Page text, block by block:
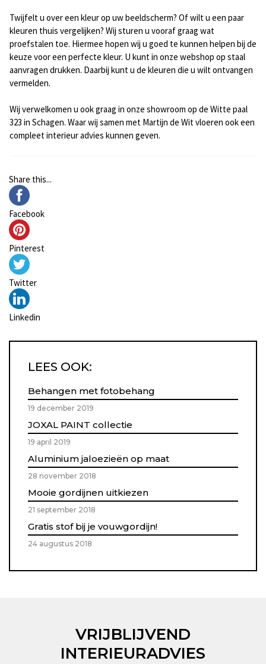
Twijfelt u over een kleur op uw beeldscherm? Of wilt u een paar
kleuren thuis vergelijken? Wij sturen u vooraf graag wat
proefstalen toe. Hiermee hopen wij u goed te kunnen helpen bij de
keuze voor een perfecte kleur. U kunt in onze webshop op staal
aanvragen drukken. Daarbij kunt u de kleuren die u wilt ontvangen
vermelden.
Wij verwelkomen u ook graag in onze showroom op de Witte paal
323 in Schagen. Waar wij samen met Martijn de Witvloeren ook een
compleet interieur advies kunnen geven.
Share this...
Facebook
Pinterest
Twitter
Linkedin
LEES OOK:
Behangen met fotobehang
19 december 2019
JOXAL PAINT collectie
19 april 2019
Aluminium jaloezieën op maat
28 november 2018
Mooie gordijnen uitkiezen
21 september 2018
Gratis stof bij je vouwgordijn!
24 augustus 2018
VRIJBLIJVEND
INTERIEURADVIES